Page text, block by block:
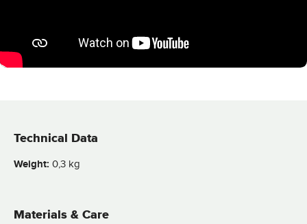
Technical Data
Weight: 0,3 kg
Materials & Care